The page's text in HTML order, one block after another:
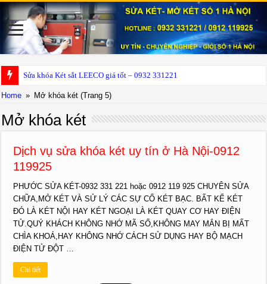
Sửa khóa Két sắt LEECO giá tốt – 0932 331221
Home » Mở khóa két (Trang 5)
Mở khóa két
Dịch vụ sửa khóa két uy tín ở Hà Nội-0912
119925
PHƯỚC SỬA KÉT-0932 331 221 hoặc 0912 119 925 CHUYÊN SỬA
CHỮA,MỞ KÉT VÀ SỬ LÝ CÁC SỰ CỐ KÉT BẠC. BẤT KỂ KÉT
ĐÓ LÀ KÉT NỘI HAY KÉT NGOẠI LÀ KÉT QUAY CƠ HAY ĐIỆN
TỬ.QUÝ KHÁCH KHÔNG NHỚ MÃ SỐ,KHÔNG MAY MẮN BỊ MẤT
CHÌA KHOÁ,HAY KHÔNG NHỚ CÁCH SỬ DỤNG HAY BỘ MẠCH
ĐIỆN TỬ ĐỘT …
Chi tiết